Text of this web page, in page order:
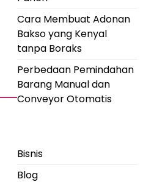
Cara Membuat Adonan
Bakso yang Kenyal
tanpa Boraks
Perbedaan Pemindahan
Barang Manual dan
Conveyor Otomatis
Bisnis
Blog